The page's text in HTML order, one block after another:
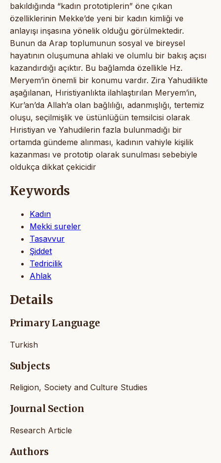
bakıldığında “kadın prototiplerin” öne çıkan
özelliklerinin Mekke’de yeni bir kadın kimliği ve
anlayışı inşasına yönelik olduğu görülmektedir.
Bunun da Arap toplumunun sosyal ve bireysel
hayatının oluşumuna ahlaki ve olumlu bir bakış açısı
kazandırdığı açıktır. Bu bağlamda özellikle Hz.
Meryem’in önemli bir konumu vardır. Zira Yahudilikte
aşağılanan, Hıristiyanlıkta ilahlaştırılan Meryem’in,
Kur’an’da Allah’a olan bağlılığı, adanmışlığı, tertemiz
oluşu, seçilmişlik ve üstünlüğün temsilcisi olarak
Hıristiyan ve Yahudilerin fazla bulunmadığı bir
ortamda gündeme alınması, kadının vahiyle kişilik
kazanması ve prototip olarak sunulması sebebiyle
oldukça dikkat çekicidir
Keywords
Kadın
Mekki sureler
Tasavvur
Şiddet
Tedricilik
Ahlak
Details
Primary Language
Turkish
Subjects
Religion, Society and Culture Studies
Journal Section
Research Article
Authors